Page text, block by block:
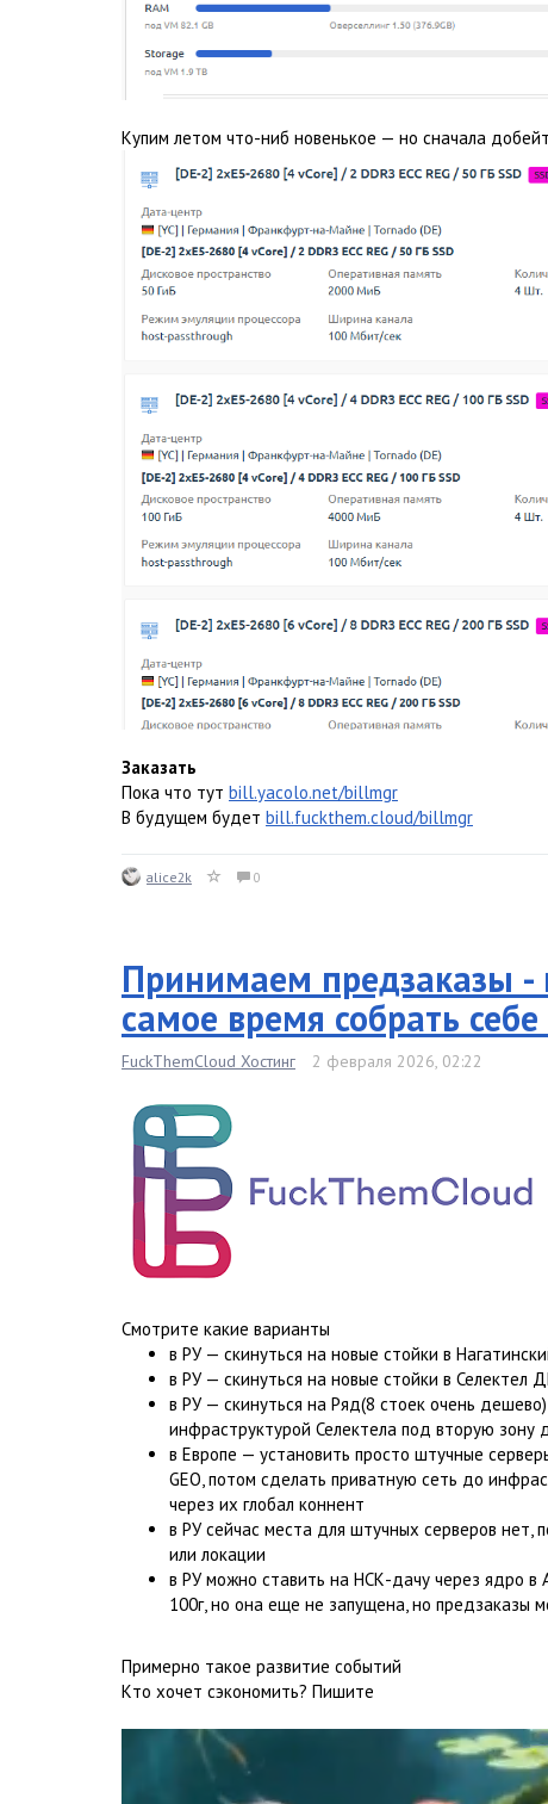
Купим летом что-ниб новенькое — но сначала
Заказать
Пока что тут bill.yacolo.net/billmgr
В будущем будет bill.fuckthem.cloud/billmgr
alice2k 0
Принимаем предзаказы
самое время собрать
FuckThemCloud Хостинг 2 февраля 2026, 02:22
Смотрите какие варианты
в РУ — скинуться на новые стойки в
в РУ — скинуться на новые стойки в
в РУ — скинуться на Ряд(8 стоек очень
инфраструктурой Селектела под вторую зону
в Европе — установить просто штучные
GEO, потом сделать приватную сеть до
через их глобал коннент
в РУ сейчас места для штучных серверов нет,
или локации
в РУ можно ставить на НСК-дачу через ядро в
100г, но она еще не запущена, но предзаказы
Примерно такое развитие событий
Кто хочет сэкономить? Пишите